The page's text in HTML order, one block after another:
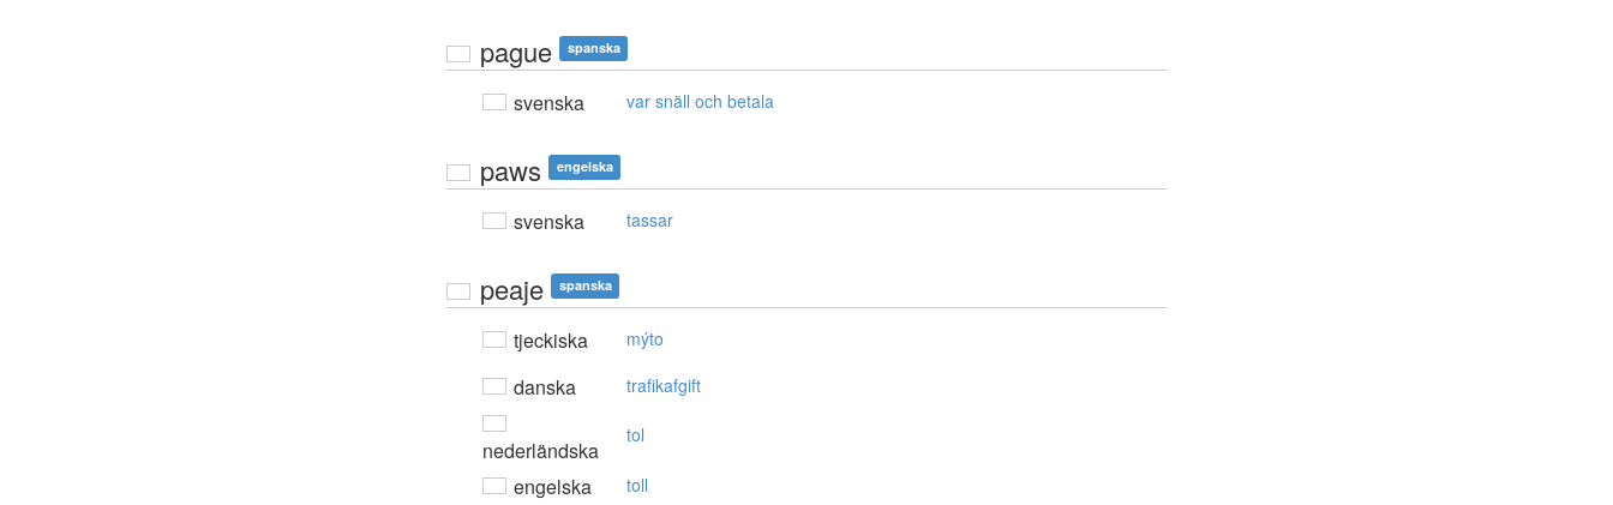
pague spanska
svenska var snäll och betala
paws engelska
svenska tassar
peaje spanska
tjeckiska mýto
danska trafikafgift
nederländska
tol
engelska toll